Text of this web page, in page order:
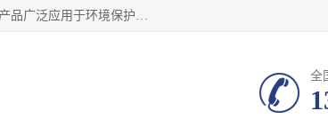
北京鸿泰顺达科技有限公司主要经营电子产品、机械设备、通讯设备、五金、交电等电子机械类产品；产品广泛应用于环境保护、石油化工、电力电子、冶金建筑、煤炭、农业、卫生防疫、教育科研等行业。并成功的与各地环境监测站、污水处理厂、卷烟厂、电厂、高校、科学院所、卫生防疫部门、煤矿、石化厂等用户建立了密切的合作关系。
全